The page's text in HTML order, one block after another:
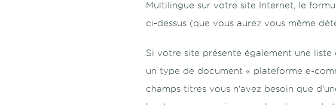
Multilingue sur votre site Internet, le
ci-dessus (que vous aurez vous même
Si votre site présente également une
un type de document « plateforme e-
champs titres vous n'avez besoin que